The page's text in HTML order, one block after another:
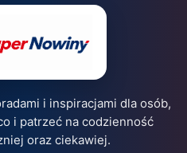
i inspiracjami dla osób,
i patrzeć na codzienność
oraz ciekawiej.